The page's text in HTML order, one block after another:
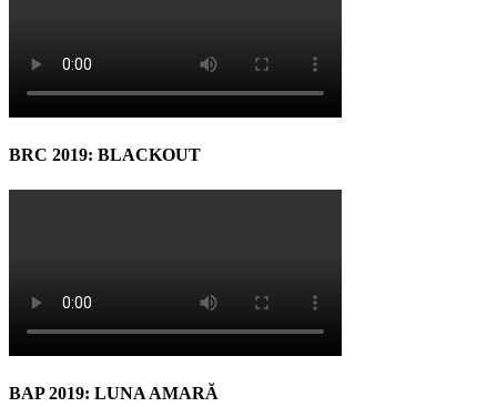
BRC 2019: BLACKOUT
BAP 2019: LUNA AMARĂ